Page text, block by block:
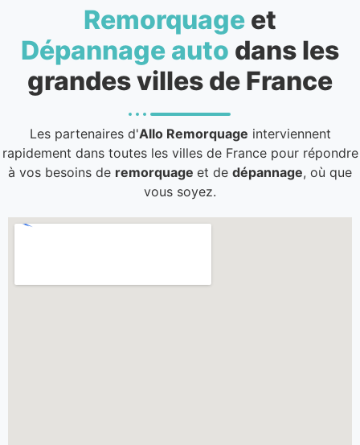
Remorquage et
Dépannage auto dans les
grandes villes de France
Les partenaires d'Allo Remorquage interviennent
rapidement dans toutes les villes de France pour répondre
à vos besoins de remorquage et de dépannage, où que
vous soyez.